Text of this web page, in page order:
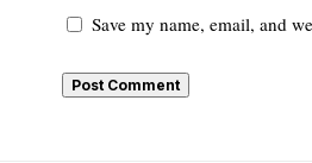
Save my name, email, and